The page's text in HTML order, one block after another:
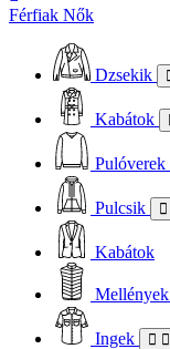
Férfiak Nők
Dzsekik
Kabátok
Pulóverek
Pulcsik
Kabátok
Mellények
Ingek